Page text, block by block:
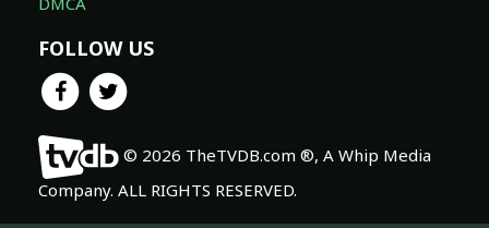
FOLLOW US
© 2026 TheTVDB.com ®, A Whip Media
Company. ALL RIGHTS RESERVED.